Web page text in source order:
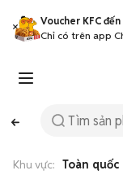
Voucher KFC
Chỉ có trên app
Khu vực: Toàn quốc